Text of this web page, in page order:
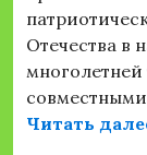
Отечества в
многолетней
Читать